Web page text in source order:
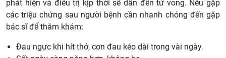
phát hiện và điều trị kịp thời sẽ dẫn đến tử vong. Nếu gặp
các triệu chứng sau người bệnh cần nhanh chóng đến gặp
bác sĩ để thăm khám:
Đau ngực khi hít thở, cơn đau kéo dài trong vài ngày.